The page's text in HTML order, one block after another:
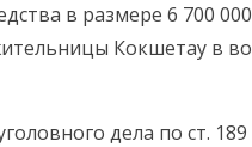
в размере 6 700
Кокшетау в
дела по ст.